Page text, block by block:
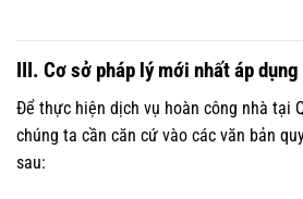
III. Cơ sở pháp lý mới nhất áp
Để thực hiện dịch vụ hoàn công nhà tại
chúng ta cần căn cứ vào các văn bản
sau: